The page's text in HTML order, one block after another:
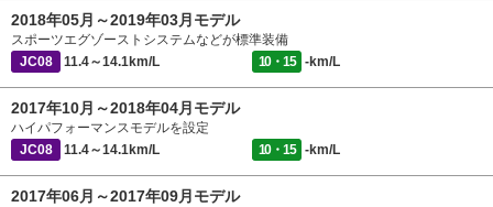
2018年05月～2019年03月モデル
スポーツエグゾーストシステムなどが標準装備
JC08
11.4～14.1km/L 10・15 -km/L
2017年10月～2018年04月モデル
ハイパフォーマンスモデルを設定
JC08
11.4～14.1km/L 10・15 -km/L
2017年06月～2017年09月モデル